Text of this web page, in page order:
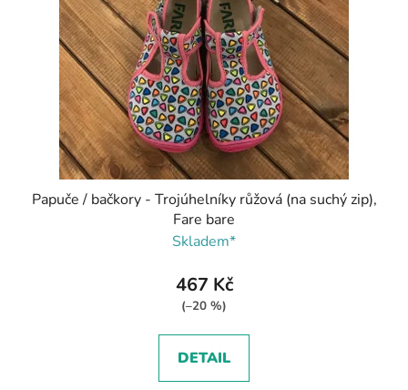
Papuče / bačkory - Trojúhelníky růžová (na suchý zip),
Fare bare
Skladem*
467 Kč
(–20 %)
DETAIL